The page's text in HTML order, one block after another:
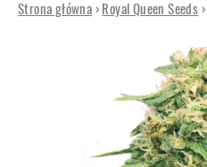
Strona główna ›Royal Queen Seeds